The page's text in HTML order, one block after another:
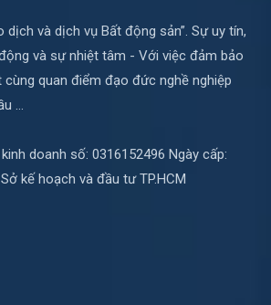
dịch và dịch vụ Bất động sản”. Sự uy tín,
và sự nhiệt tâm - Với việc đảm bảo
quan điểm đạo đức nghề nghiệp
...
doanh số: 0316152496 Ngày cấp:
kế hoạch và đầu tư TP.HCM